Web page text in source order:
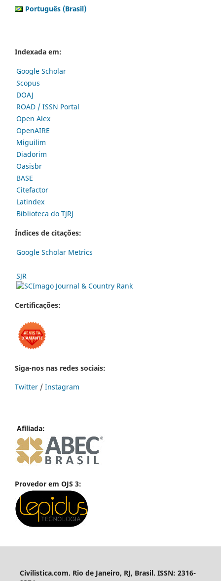
Português (Brasil)
Indexada em:
Google Scholar
Scopus
DOAJ
ROAD / ISSN Portal
Open Alex
OpenAIRE
Miguilim
Diadorim
Oasisbr
BASE
Citefactor
Latindex
Biblioteca do TJRJ
Índices de citações:
Google Scholar Metrics
SJR
Certificações:
Siga-nos nas redes sociais:
Twitter / Instagram
Afiliada:
Provedor em OJS 3:
Civilistica.com. Rio de Janeiro, RJ, Brasil. ISSN: 2316-